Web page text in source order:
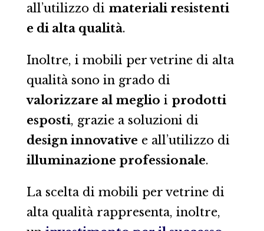
all’utilizzo di materiali resistenti
e di alta qualità.
Inoltre, i mobili per vetrine di alta
qualità sono in grado di
valorizzare al meglio i prodotti
esposti, grazie a soluzioni di
design innovativee all’utilizzo di
illuminazione professionale.
La scelta di mobili per vetrine di
alta qualità rappresenta, inoltre,